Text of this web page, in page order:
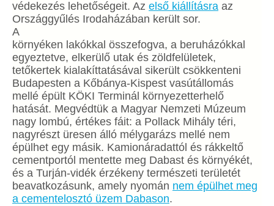
védekezés lehetőségeit. Az első kiállításra az
Országgyűlés Irodaházában került sor.
A
környéken lakókkal összefogva, a beruházókkal
egyeztetve, elkerülő utak és zöldfelületek,
tetőkertek kialakíttatásával sikerült csökkenteni
Budapesten a Kőbánya-Kispest vasútállomás
mellé épült KÖKI Terminál környezetterhelő
hatását. Megvédtük a Magyar Nemzeti Múzeum
nagy lombú, értékes fáit: a Pollack Mihály téri,
nagyrészt üresen álló mélygarázs mellé nem
épülhet egy másik. Kamionáradattól és rákkeltő
cementportól mentette meg Dabast és környékét,
és a Turján-vidék érzékeny természeti területét
beavatkozásunk, amely nyomán nem épülhet meg
a cementelosztó üzem Dabason.